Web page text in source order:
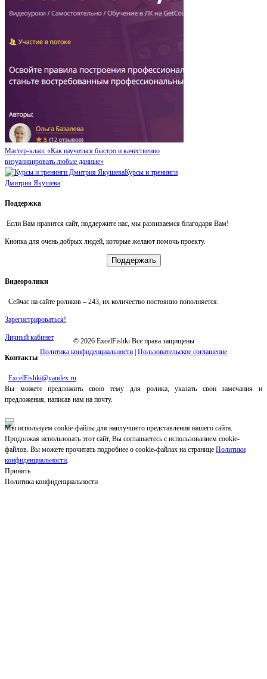
Мастер-класс «Как научиться быстро и качественно
визуализировать любые данные»
Курсы и тренинги
Дмитрия Якушева
Поддержка
Если Вам нравится сайт, поддержите нас, мы развиваемся благодаря Вам!
Кнопка для очень добрых людей, которые желают помочь проекту.
Поддержать
Видеоролики
Сейчас на сайте роликов – 243 , их количество постоянно пополняется.
Зарегистрироваться!
Личный кабинет
Контакты
ExcelFishki@yandex.ru
Вы можете предложить свою тему для ролика, указать свои замечания и
предложения, написав нам на почту.
© 2026 ExcelFishki Все права защищены
Политика конфиденциальности | Пользовательское соглашение
Мы используем cookie-файлы для наилучшего представления нашего сайта.
Продолжая использовать этот сайт, Вы соглашаетесь с использованием cookie-
файлов. Вы можете прочитать подробнее о cookie-файлах на странице Политики
конфиденциальности
Принять
Политика конфиденциальности